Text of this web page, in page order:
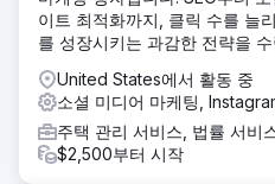
이트 최적화까지, 클릭 수를 늘
를 성장시키는 과감한 전략을
United States에서 활동 중
소셜 미디어 마케팅,
주택 관리 서비스, 법률 서비
$2,500부터 시작